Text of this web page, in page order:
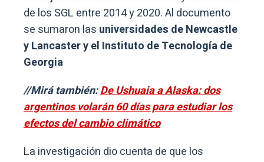
de los SGL entre 2014 y 2020. Al documento
se sumaron las universidades de Newcastle
y Lancaster y el Instituto de Tecnología de
Georgia
//Mirá también:De Ushuaia a Alaska: dos
argentinos volarán 60 días para estudiar los
efectos del cambio climático
La investigación dio cuenta de que los